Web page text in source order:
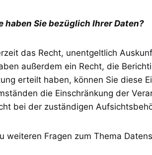
haben Sie bezüglich Ihrer Daten?
das Recht, unentgeltlich
außerdem ein Recht, die
erteilt haben, können Sie diese
die Einschränkung der
bei der zuständigen
weiteren Fragen zum Thema